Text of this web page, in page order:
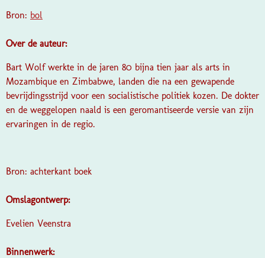
Bron: bol
Over de auteur:
Bart Wolf werkte in de jaren 80 bijna tien jaar als arts in
Mozambique en Zimbabwe, landen die na een gewapende
bevrijdingsstrijd voor een socialistische politiek kozen. De dokter
en de weggelopen naald is een geromantiseerde versie van zijn
ervaringen in de regio.
Bron: achterkant boek
Omslagontwerp:
Evelien Veenstra
Binnenwerk: